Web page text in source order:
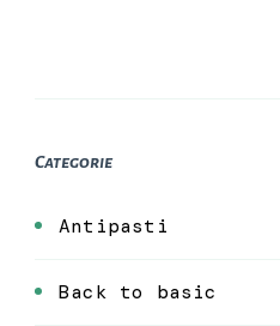
Categorie
Antipasti
Back to basic